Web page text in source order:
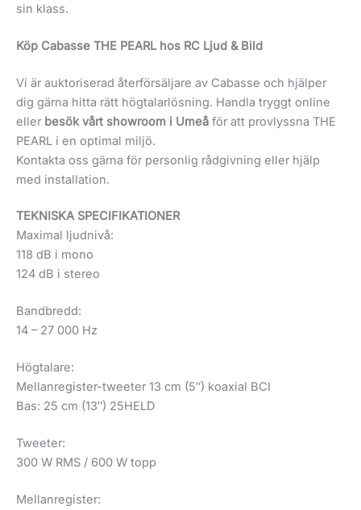
sin klass.
Köp Cabasse THE PEARL hos RC Ljud & Bild
Vi är auktoriserad återförsäljare av Cabasse och hjälper
dig gärna hitta rätt högtalarlösning. Handla tryggt online
eller besök vårt showroom i Umeå för att provlyssna THE
PEARL i en optimal miljö.
Kontakta oss gärna för personlig rådgivning eller hjälp
med installation.
TEKNISKA SPECIFIKATIONER
Maximal ljudnivå:
118 dB i mono
124 dB i stereo
Bandbredd:
14 – 27 000 Hz
Högtalare:
Mellanregister-tweeter 13 cm (5″) koaxial BCI
Bas: 25 cm (13″) 25HELD
Tweeter:
300 W RMS / 600 W topp
Mellanregister: